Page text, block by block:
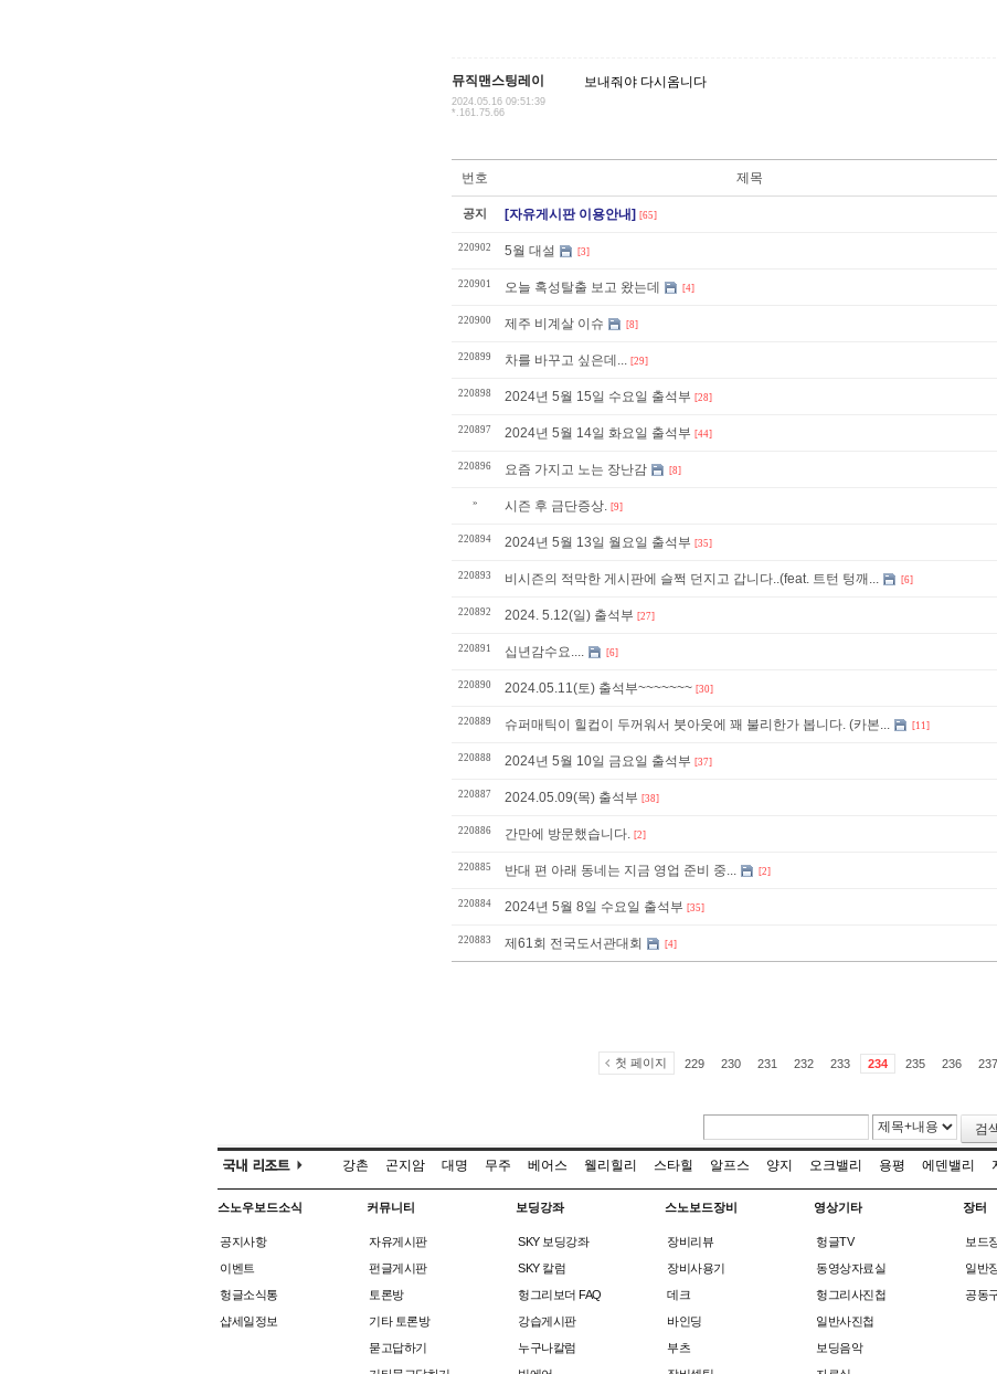
뮤직맨스팅레이
2024.05.16 09:51:39
*.161.75.66
보내줘야 다시옴니다
번호 제목
공지 [자유게시판 이용안내] [65]
220902 5월 대설 [3]
220901 오늘 혹성탈출 보고 왔는데 [4]
220900 제주 비계살 이슈 [8]
220899 차를 바꾸고 싶은데... [29]
220898 2024년 5월 15일 수요일 출석부 [28]
220897 2024년 5월 14일 화요일 출석부 [44]
220896 요즘 가지고 노는 장난감 [8]
» 시즌 후 금단증상. [9]
220894 2024년 5월 13일 월요일 출석부 [35]
220893 비시즌의 적막한 게시판에 슬쩍 던지고 갑니다..(feat. 트턴 텅깨... [6]
220892 2024. 5.12(일) 출석부 [27]
220891 십년감수요.... [6]
220890 2024.05.11(토) 출석부~~~~~~~ [30]
220889 슈퍼매틱이 힐컵이 두꺼워서 붓아웃에 꽤 불리한가 봅니다. (카본... [11]
220888 2024년 5월 10일 금요일 출석부 [37]
220887 2024.05.09(목) 출석부 [38]
220886 간만에 방문했습니다. [2]
220885 반대 편 아래 동네는 지금 영업 준비 중... [2]
220884 2024년 5월 8일 수요일 출석부 [35]
220883 제61회 전국도서관대회 [4]
첫 페이지 229 230 231 232 233 234 235 236 237
검
강촌 곤지암 대명 무주 베어스 웰리힐리 스타힐 알프스 양지 오크밸리 용평 에덴밸리
스노우보드소식
공지사항
이벤트
헝글소식통
샵세일정보
커뮤니티
자유게시판
펀글게시판
토론방
기타 토론방
묻고답하기
보딩강좌
SKY 보딩강좌
SKY 칼럼
헝그리보더 FAQ
강습게시판
누구나칼럼
스노보드장비
장비리뷰
장비사용기
데크
바인딩
부츠
영상기타
헝글TV
동영상자료실
헝그리사진첩
일반사진첩
보딩음악
장터
보드
일반
공동